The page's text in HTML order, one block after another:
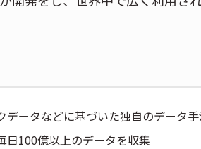
データなどに基づいた独自のデータ
日100億以上のデータを収集